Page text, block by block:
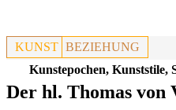
KUNST BEZIEHUNG
Kunstepochen, Kunststile,
Der hl. Thomas von